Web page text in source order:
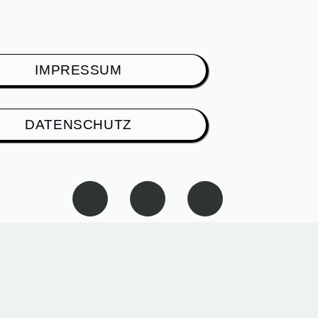
IMPRESSUM
DATENSCHUTZ